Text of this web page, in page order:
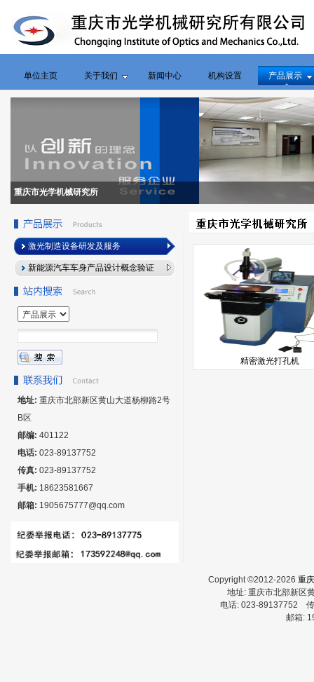
单位主页 关于我们 新闻中心 机构设置 产品展示
重庆市光学机械研究所
精密激光打孔机
激光制造设备研发及服务
新能源汽车车身产品设计概念验证
地址: 重庆市北部新区黄山大道杨柳路2号
B区
邮编: 401122
电话: 023-89137752
传真: 023-89137752
手机: 18623581667
邮箱: 1905675777@qq.com
Copyright ©2012-2026 重
地址: 重庆市北部新区
电话: 023-89137752
邮箱: